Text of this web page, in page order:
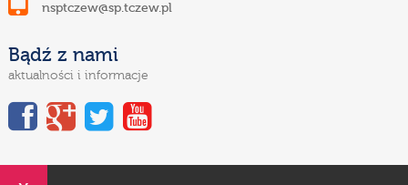
nsptczew@sp.tczew.pl
Bądź z nami
aktualności i informacje